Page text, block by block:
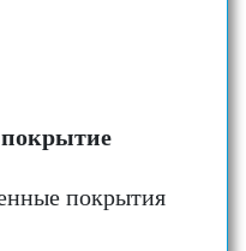
покрытие
покрытия